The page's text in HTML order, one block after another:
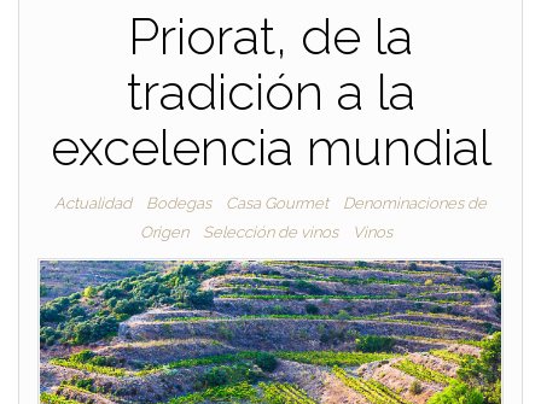
Priorat, de la
tradición a la
excelencia mundial
Actualidad Bodegas Casa Gourmet
Denominaciones de
Origen
Selección de vinos Vinos